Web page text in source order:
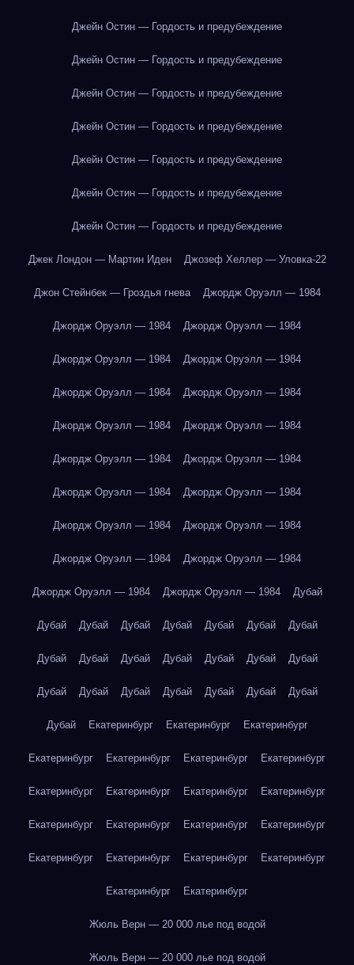
Джейн Остин — Гордость и предубеждение
Джейн Остин — Гордость и предубеждение
Джейн Остин — Гордость и предубеждение
Джейн Остин — Гордость и предубеждение
Джейн Остин — Гордость и предубеждение
Джейн Остин — Гордость и предубеждение
Джейн Остин — Гордость и предубеждение
Джек Лондон — Мартин Иден Джозеф Хеллер — Уловка-22
Джон Стейнбек — Гроздья гнева Джордж Оруэлл — 1984
Джордж Оруэлл — 1984 Джордж Оруэлл — 1984
Джордж Оруэлл — 1984 Джордж Оруэлл — 1984
Джордж Оруэлл — 1984 Джордж Оруэлл — 1984
Джордж Оруэлл — 1984 Джордж Оруэлл — 1984
Джордж Оруэлл — 1984 Джордж Оруэлл — 1984
Джордж Оруэлл — 1984 Джордж Оруэлл — 1984
Джордж Оруэлл — 1984 Джордж Оруэлл — 1984
Джордж Оруэлл — 1984 Джордж Оруэлл — 1984
Джордж Оруэлл — 1984 Джордж Оруэлл — 1984 Дубай
Дубай Дубай Дубай Дубай Дубай Дубай Дубай
Дубай Дубай Дубай Дубай Дубай Дубай Дубай
Дубай Дубай Дубай Дубай Дубай Дубай Дубай
Дубай Екатеринбург Екатеринбург Екатеринбург
Екатеринбург Екатеринбург Екатеринбург Екатеринбург
Екатеринбург Екатеринбург Екатеринбург Екатеринбург
Екатеринбург Екатеринбург Екатеринбург Екатеринбург
Екатеринбург Екатеринбург Екатеринбург Екатеринбург
Екатеринбург Екатеринбург
Жюль Верн — 20 000 лье под водой
Жюль Верн — 20 000 лье под водой